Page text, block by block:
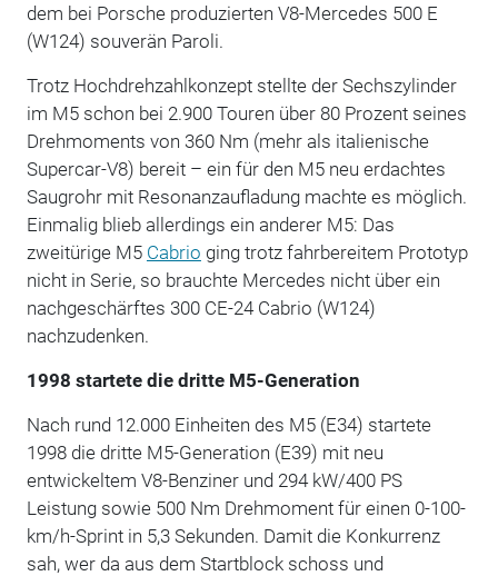
dem bei Porsche produzierten V8-Mercedes 500 E
(W124) souverän Paroli.
Trotz Hochdrehzahlkonzept stellte der Sechszylinder
im M5 schon bei 2.900 Touren über 80 Prozent seines
Drehmoments von 360 Nm (mehr als italienische
Supercar-V8) bereit – ein für den M5 neu erdachtes
Saugrohr mit Resonanzaufladung machte es möglich.
Einmalig blieb allerdings ein anderer M5: Das
zweitürige M5 Cabrio ging trotz fahrbereitem Prototyp
nicht in Serie, so brauchte Mercedes nicht über ein
nachgeschärftes 300 CE-24 Cabrio (W124)
nachzudenken.
1998 startete die dritte M5-Generation
Nach rund 12.000 Einheiten des M5 (E34) startete
1998 die dritte M5-Generation (E39) mit neu
entwickeltem V8-Benziner und 294 kW/400 PS
Leistung sowie 500 Nm Drehmoment für einen 0-100-
km/h-Sprint in 5,3 Sekunden. Damit die Konkurrenz
sah, wer da aus dem Startblock schoss und